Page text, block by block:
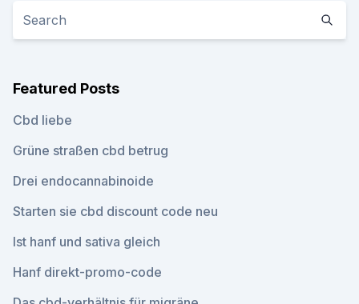
Featured Posts
Cbd liebe
Grüne straßen cbd betrug
Drei endocannabinoide
Starten sie cbd discount code neu
Ist hanf und sativa gleich
Hanf direkt-promo-code